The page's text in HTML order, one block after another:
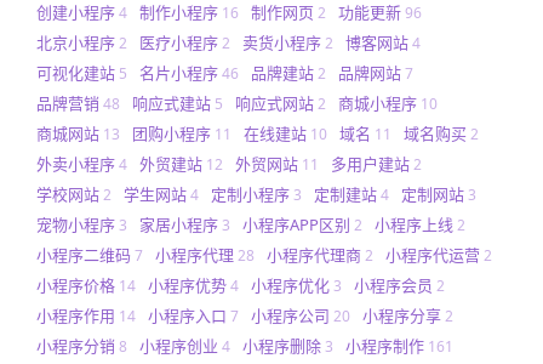
创建小程序4 制作小程序 16 制作网页 2 功能更新96
北京小程序2 医疗小程序2 卖货小程序2 博客网站4
可视化建站 5 名片小程序46 品牌建站2 品牌网站7
品牌营销 48 响应式建站 5 响应式网站2 商城小程序 10
商城网站 13 团购小程序 11 在线建站 10 域名 11 域名购买2
外卖小程序4 外贸建站 12 外贸网站 11 多用户建站2
学校网站2 学生网站4 定制小程序 3 定制建站4 定制网站 3
宠物小程序 3 家居小程序 3 小程序APP区别 2 小程序上线 2
小程序二维码7 小程序代理 28 小程序代理商2 小程序代运营2
小程序价格 14 小程序优势4 小程序优化 3 小程序会员 2
小程序作用 14 小程序入口 7 小程序公司 20 小程序分享2
小程序分销 8 小程序创业 4 小程序删除 3 小程序制作 161